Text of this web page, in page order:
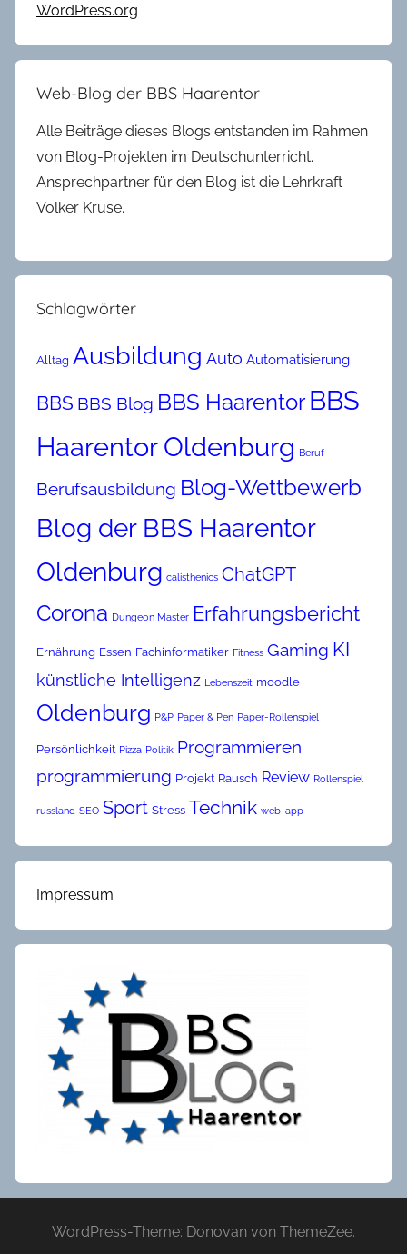
WordPress.org
Web-Blog der BBS Haarentor
Alle Beiträge dieses Blogs entstanden im Rahmen
von Blog-Projekten im Deutschunterricht.
Ansprechpartner für den Blog ist die Lehrkraft
Volker Kruse.
Schlagwörter
Alltag Ausbildung Auto Automatisierung
BBS BBS Blog BBS Haarentor BBS
Haarentor Oldenburg Beruf
Berufsausbildung Blog-Wettbewerb
Blog der BBS Haarentor
Oldenburg calisthenics ChatGPT
Corona Dungeon Master Erfahrungsbericht
Ernährung Essen Fachinformatiker Fitness Gaming KI
künstliche Intelligenz Lebenszeit moodle
Oldenburg P&P Paper & Pen Paper-Rollenspiel
Persönlichkeit Pizza Politik Programmieren
programmierung Projekt Rausch Review Rollenspiel
russland SEO Sport Stress Technik web-app
Impressum
WordPress-Theme: Donovan von ThemeZee.